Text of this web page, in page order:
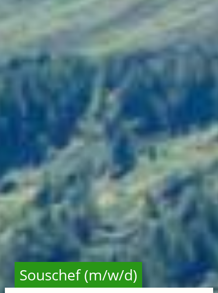
Souschef (m/w/d)